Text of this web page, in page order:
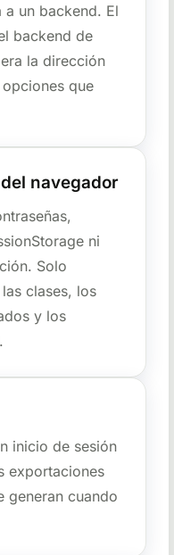
a un backend. El
backend de
la dirección
que
navegador
ni
Solo
clases, los
y los
inicio de sesión
exportaciones
generan cuando